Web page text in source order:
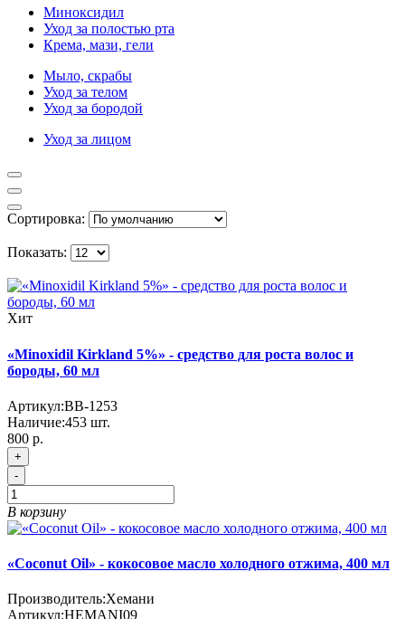
Миноксидил
Уход за полостью рта
Крема, мази, гели
Мыло, скрабы
Уход за телом
Уход за бородой
Уход за лицом
Сортировка:
Показать:
Хит
«Minoxidil Kirkland 5%» - средство для роста волос и
бороды, 60 мл
Артикул:BB-1253
Наличие:453 шт.
800 р.
+
-
В корзину
«Coconut Oil» - кокосовое масло холодного отжима, 400 мл
Производитель:Хемани
Артикул:HEMANI09